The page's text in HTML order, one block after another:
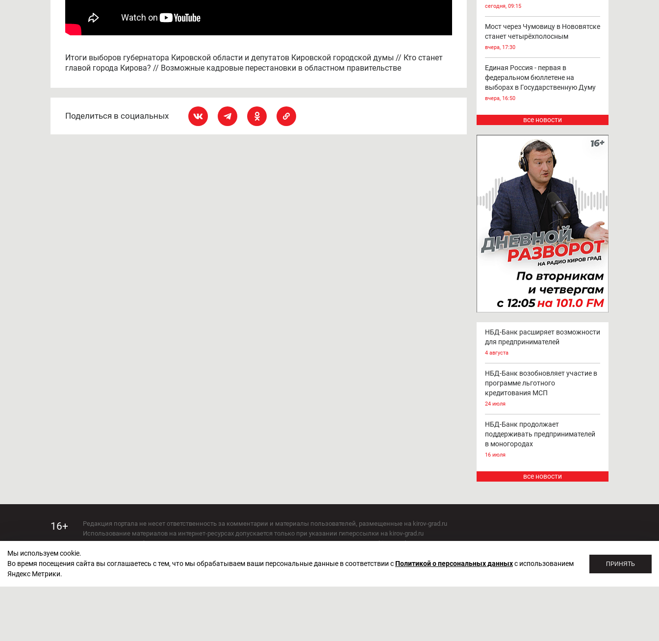
Итоги выборов губернатора Кировской области и депутатов Кировской городской думы // Кто станет
главой города Кирова? // Возможные кадровые перестановки в областном правительстве
Поделиться в социальных
сегодня, 09:15
Мост через Чумовицу в Нововятске
станет четырёхполосным
вчера, 17:30
Единая Россия - первая в
федеральном бюллетене на
выборах в Государственную Думу
вчера, 16:50
все новости
НБД-Банк расширяет возможности
для предпринимателей
4 августа
НБД-Банк возобновляет участие в
программе льготного
кредитования МСП
24 июля
НБД-Банк продолжает
поддерживать предпринимателей
в моногородах
16 июля
все новости
16+
Редакция портала не несет ответственность за комментарии и материалы пользователей, размещенные на kirov-grad.ru
Использование материалов на интернет-ресурсах допускается только при указании гиперссылки на kirov-grad.ru
Использование любых материалов настоящего СМИ допускается только при указании на ресурс: kirov-grad.ru
СМИ зарегистрировано Федеральной службой по надзору в сфере связи, информационных технологий и массовых коммуникаций 20.07.2018. Регистрационный номер ЭЛ №
Мы используем cookie.
Во время посещения сайта вы соглашаетесь с тем, что мы обрабатываем ваши персональные данные в соответствии сПолитикой о персональных данныхс использованием
Яндекс Метрики.
ПРИНЯТЬ